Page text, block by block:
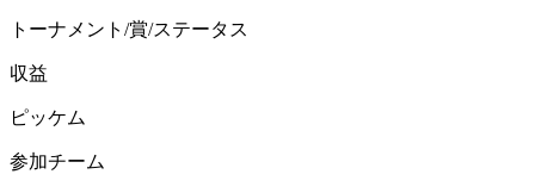
トーナメント/賞/ステータス
収益
ピッケム
参加チーム